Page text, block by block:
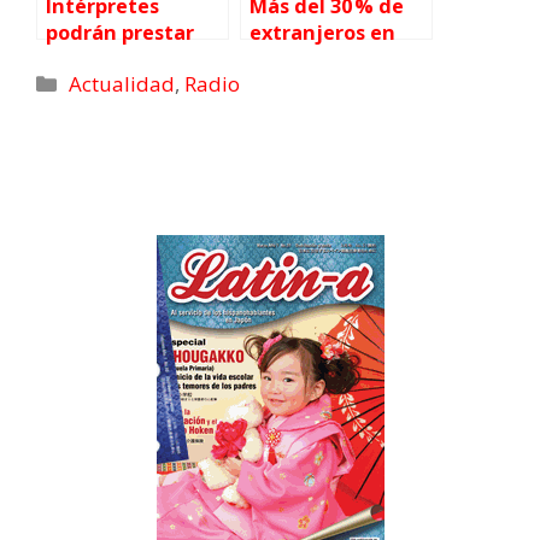
Intérpretes
podrán prestar
teléfono en
Más del 30 % de
extranjeros en
Actualidad, Radio